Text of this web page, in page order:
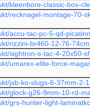
kleenbore-classic-box-
recknagel-montage-70-
accu-tac-pc-5-qd-
rizzini-br460-12-76-74cm
sightron-s-tac-4-20x50-
umarex-elite-force-
jsb-ko-slugs-6-37mm-2-
glock-g26-9mm-10-rd-
grs-hunter-light-